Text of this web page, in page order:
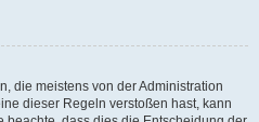
die meistens von der Administration
dieser Regeln verstoßen hast, kann